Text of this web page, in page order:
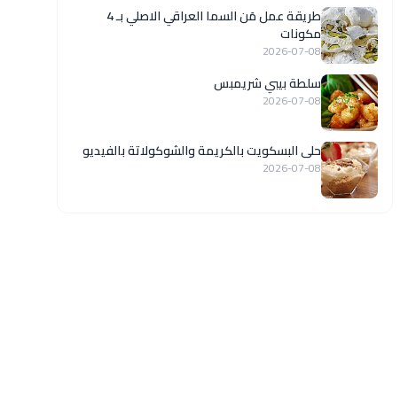
طريقة عمل مَن السما العراقي الاصلي بـ 4
مكونات
2026-07-08
سلطة بيبي شريمبس
2026-07-08
حلى البسكويت بالكريمة والشوكولاتة بالفيديو
2026-07-08